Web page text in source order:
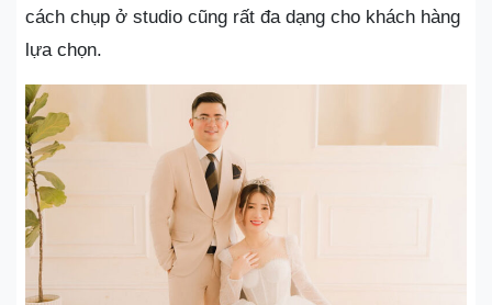
cách chụp ở studio cũng rất đa dạng cho khách hàng
lựa chọn.